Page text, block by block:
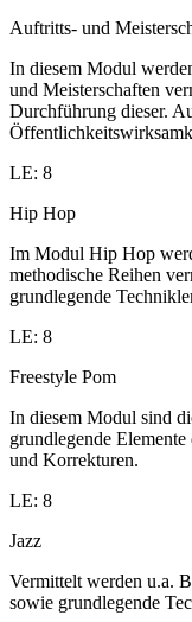
Auftritts- und
In diesem Modul
und Meisterschaften
Durchführung dieser.
LE: 8
Hip Hop
Im Modul Hip Hop
methodische Reihen
grundlegende
LE: 8
Freestyle Pom
In diesem Modul sind
grundlegende
und Korrekturen.
LE: 8
Jazz
Vermittelt werden u.a.
sowie grundlegende